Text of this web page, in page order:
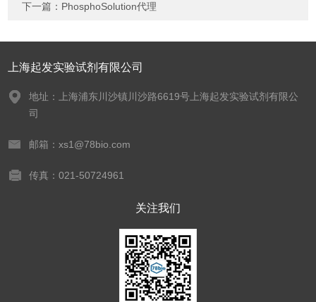
下一篇： PhosphoSolution代理
上海起发实验试剂有限公司
地址：上海浦东川沙镇川沙路6619号上海起发实验试剂有限公
司
邮箱：xs1@78bio.com
传真：021-50724961
关注我们